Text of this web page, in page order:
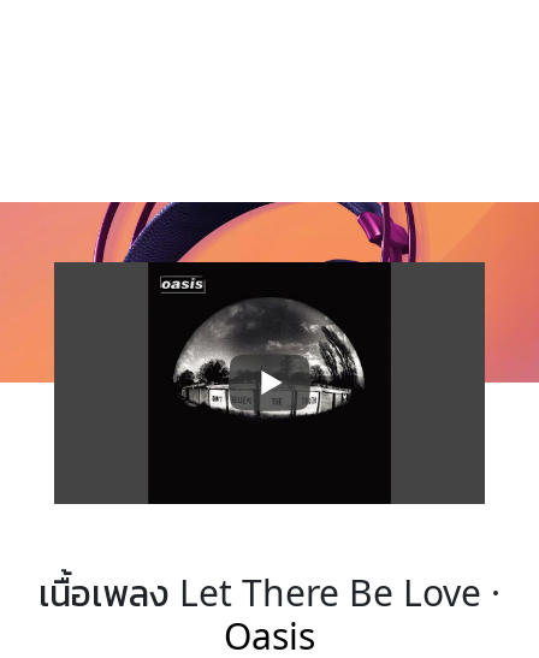
เนื้อเพลง Let There Be Love ·
Oasis